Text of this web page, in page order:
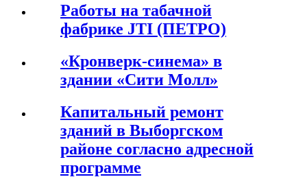
Работы на табачной
фабрике JTI (ПЕТРО)
«Кронверк-синема» в
здании «Сити Молл»
Капитальный ремонт
зданий в Выборгском
районе согласно адресной
программе